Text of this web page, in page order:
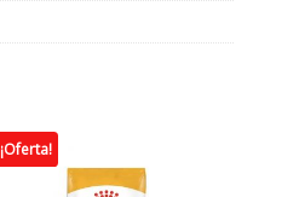
¡Oferta!